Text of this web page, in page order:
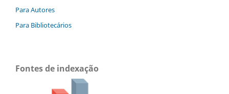
Para Autores
Para Bibliotecários
Fontes de indexação